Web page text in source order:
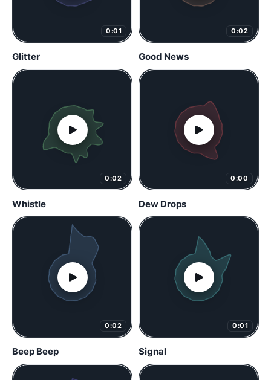
0:01
Glitter
0:02
Good News
0:02
Whistle
0:00
Dew Drops
0:02
Beep Beep
0:01
Signal